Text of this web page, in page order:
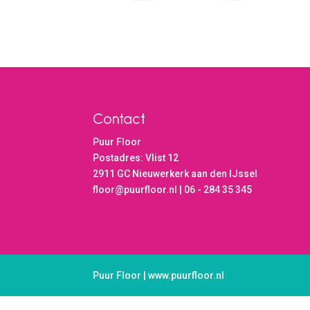
Contact
Puur Floor
Postadres: Vlist 12
2911 GC Nieuwerkerk aan den IJssel
floor@puurfloor.nl | 06 - 284 35 345
Puur Floor | www.puurfloor.nl